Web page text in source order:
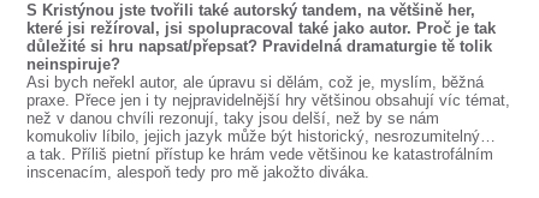
S Kristýnou jste tvořili také autorský tandem, na většině her,
které jsi režíroval, jsi spolupracoval také jako autor. Proč je tak
důležité si hru napsat/přepsat? Pravidelná dramaturgie tě tolik
neinspiruje?
Asi bych neřekl autor, ale úpravu si dělám, což je, myslím, běžná
praxe. Přece jen i ty nejpravidelnější hry většinou obsahují víc témat,
než v danou chvíli rezonují, taky jsou delší, než by se nám
komukoliv líbilo, jejich jazyk může být historický, nesrozumitelný…
a tak. Příliš pietní přístup ke hrám vede většinou ke katastrofálním
inscenacím, alespoň tedy pro mě jakožto diváka.